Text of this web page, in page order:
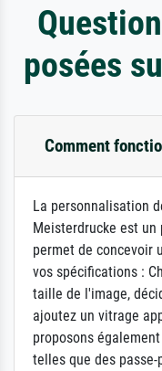
posées
Comment
La personnalisation
Meisterdrucke est
permet de concevoir
vos spécifications :
taille de l'image,
ajoutez un vitrage
proposons
telles que des